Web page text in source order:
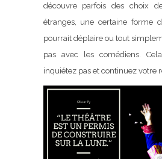
découvre parfois des choix
étranges, une certaine forme
pourrait déplaire ou tout
pas avec les comédiens.
inquiétez pas et continuez votre